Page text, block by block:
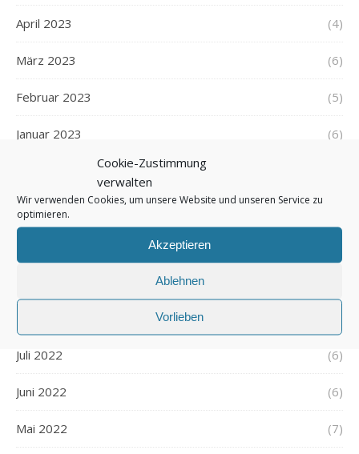
Cookie-Zustimmung
verwalten
Wir verwenden Cookies, um unsere Website und unseren Service zu
optimieren.
Akzeptieren
Ablehnen
Vorlieben
April 2023 (4)
März 2023 (6)
Februar 2023 (5)
Januar 2023 (6)
Dezember 2022
November 2022
Juli 2022 (6)
Juni 2022 (6)
Mai 2022 (7)